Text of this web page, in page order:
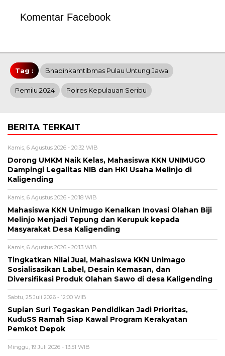
Komentar Facebook
Tag : Bhabinkamtibmas Pulau Untung Jawa
Pemilu 2024 Polres Kepulauan Seribu
BERITA TERKAIT
Kamis, 6 Agustus 2026 - 20:32 WIB
Dorong UMKM Naik Kelas, Mahasiswa KKN UNIMUGO
Dampingi Legalitas NIB dan HKI Usaha Melinjo di
Kaligending
Kamis, 6 Agustus 2026 - 20:18 WIB
Mahasiswa KKN Unimugo Kenalkan Inovasi Olahan Biji
Melinjo Menjadi Tepung dan Kerupuk kepada
Masyarakat Desa Kaligending
Kamis, 6 Agustus 2026 - 20:13 WIB
Tingkatkan Nilai Jual, Mahasiswa KKN Unimago
Sosialisasikan Label, Desain Kemasan, dan
Diversifikasi Produk Olahan Sawo di desa Kaligending
Sabtu, 25 Juli 2026 - 12:00 WIB
Supian Suri Tegaskan Pendidikan Jadi Prioritas,
KuduSS Ramah Siap Kawal Program Kerakyatan
Pemkot Depok
Minggu, 19 Juli 2026 - 13:51 WIB